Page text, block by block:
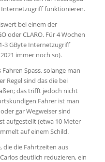
Internetzugriff funktionieren.
bei einem der
oder CLARO. Für 4 Wochen
3 GByte Internetzugriff
immer noch so).
Spass, solange man
Regel sind das die bei
das trifft jedoch nicht
Fahrer ist man
gar Wegweiser sind
aufgestellt (etwa 10 Meter
auf einem Schild.
die die Fahrtzeiten aus
deutlich reduzieren, ein